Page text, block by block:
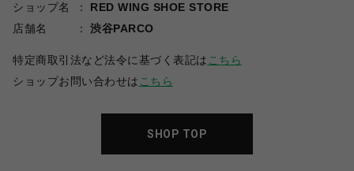
ショップ名
RED WING SHOE STORE
店舗名
渋谷PARCO
特定商取引法など法令に基づく表記は こちら
ショップお問い合わせは こちら
SHOP TOP